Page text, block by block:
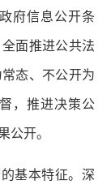
府信息公开条
面推进公共法
态、不公开为
，推进决策公
公开。
基本特征。深